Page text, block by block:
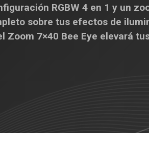
RGBW 4 en 1 y un
sobre tus efectos de
Zoom 7×40 Bee Eye elevará